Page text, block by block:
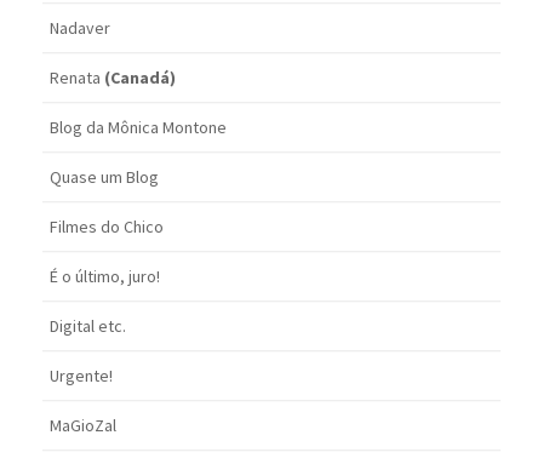
Nadaver
Renata (Canadá)
Blog da Mônica Montone
Quase um Blog
Filmes do Chico
É o último, juro!
Digital etc.
Urgente!
MaGioZal